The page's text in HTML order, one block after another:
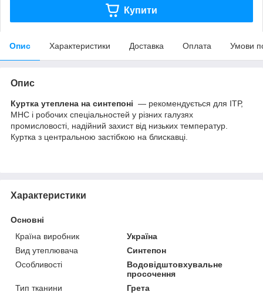
Купити
Опис Характеристики Доставка Оплата Умови
Опис
Куртка утеплена на синтепоні ― рекомендується для ІТР,
МНС і робочих спеціальностей у різних галузях
промисловості, надійний захист від низьких температур.
Куртка з центральною застібкою на блискавці.
Характеристики
Основні
Країна виробник
Україна
Вид утеплювача
Синтепон
Особливості
Водовідштовхувальне
просочення
Тип тканини
Грета